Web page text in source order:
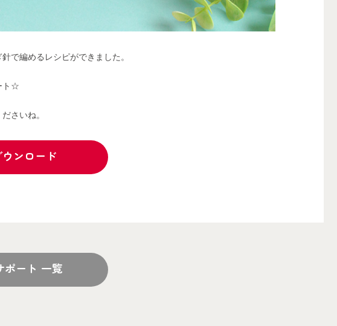
で編めるレシピができました。
ト☆
さいね。
ンロード
ポート 一覧